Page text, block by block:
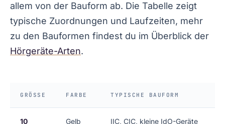
allem von der Bauform ab. Die Tabelle zeigt
typische Zuordnungen und Laufzeiten, mehr
zu den Bauformen findest du im Überblick der
Hörgeräte-Arten.
GRÖSSE FARBE TYPISCHE BAUFORM
10 Gelb IIC, CIC, kleine IdO-Geräte